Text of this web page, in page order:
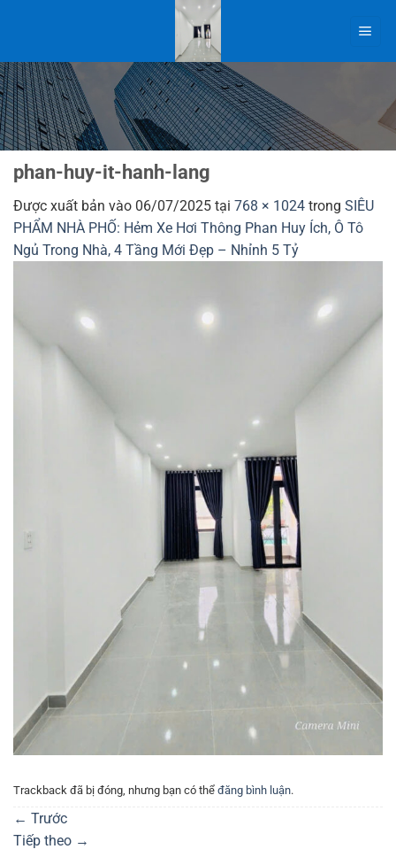
dung
phan-huy-it-hanh-lang
Được xuất bản vào 06/07/2025 tại 768 × 1024 trong SIÊU
PHẨM NHÀ PHỐ: Hẻm Xe Hơi Thông Phan Huy Ích, Ô Tô
Ngủ Trong Nhà, 4 Tầng Mới Đẹp – Nhỉnh 5 Tỷ
Trackback đã bị đóng, nhưng bạn có thể đăng bình luận.
← Trước
Tiếp theo →